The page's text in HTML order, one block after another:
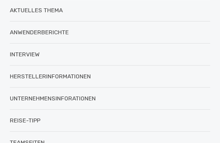
AKTUELLES THEMA
ANWENDERBERICHTE
INTERVIEW
HERSTELLERINFORMATIONEN
UNTERNEHMENSINFORATIONEN
REISE-TIPP